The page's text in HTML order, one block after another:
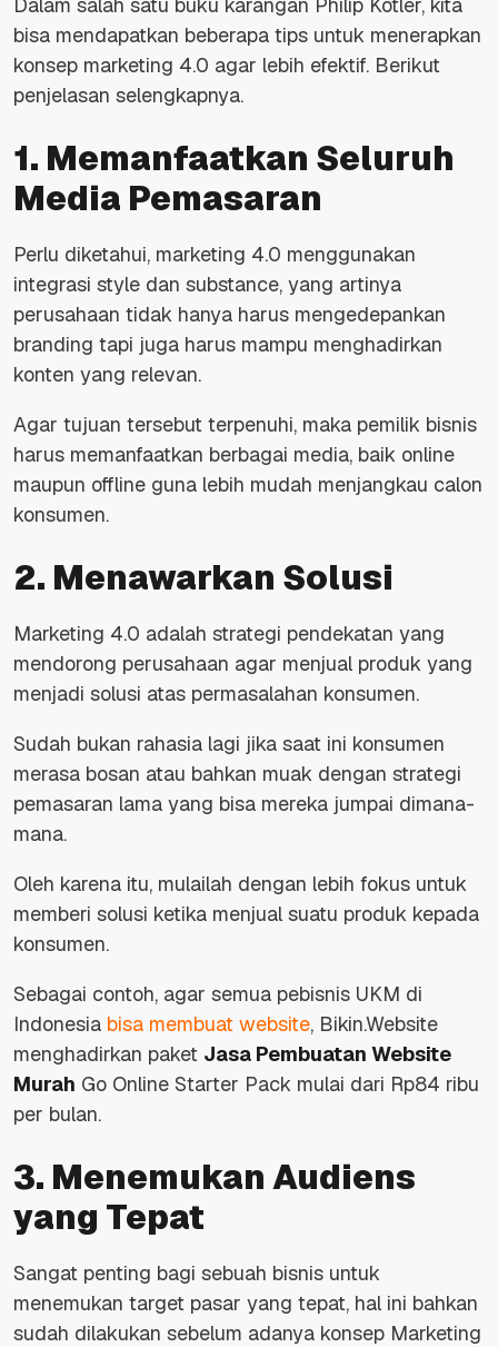
bisa mendapatkan beberapa tips untuk menerapkan
konsep marketing 4.0 agar lebih efektif. Berikut
penjelasan selengkapnya.
1. Memanfaatkan Seluruh
Media Pemasaran
Perlu diketahui, marketing 4.0 menggunakan
integrasi style dan substance, yang artinya
perusahaan tidak hanya harus mengedepankan
branding tapi juga harus mampu menghadirkan
konten yang relevan.
Agar tujuan tersebut terpenuhi, maka pemilik bisnis
harus memanfaatkan berbagai media, baik online
maupun offline guna lebih mudah menjangkau calon
konsumen.
2. Menawarkan Solusi
Marketing 4.0 adalah strategi pendekatan yang
mendorong perusahaan agar menjual produk yang
menjadi solusi atas permasalahan konsumen.
Sudah bukan rahasia lagi jika saat ini konsumen
merasa bosan atau bahkan muak dengan strategi
pemasaran lama yang bisa mereka jumpai dimana-
mana.
Oleh karena itu, mulailah dengan lebih fokus untuk
memberi solusi ketika menjual suatu produk kepada
konsumen.
Sebagai contoh, agar semua pebisnis UKM di
Indonesia bisa membuat website, Bikin.Website
menghadirkan paket Jasa Pembuatan Website
Murah Go Online Starter Pack mulai dari Rp84 ribu
per bulan.
3. Menemukan Audiens
yang Tepat
Sangat penting bagi sebuah bisnis untuk
menemukan target pasar yang tepat, hal ini bahkan
sudah dilakukan sebelum adanya konsep Marketing